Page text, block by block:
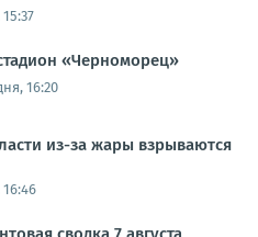
«Черноморец»
16:20
из-за жары взрываются